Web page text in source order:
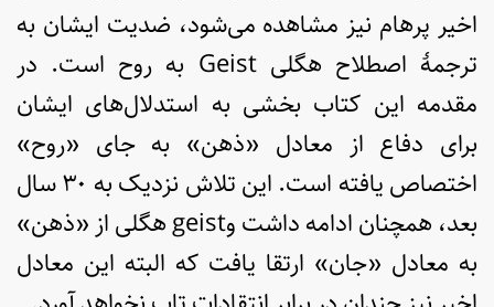
اخیر پرهام نیز مشاهده می‌شود، ضدیت ایشان به
ترجمۀ اصطلاح هگلی Geist به روح است. در
مقدمه این کتاب بخشی به استدلال‌های ایشان
برای دفاع از معادل «ذهن» به جای «روح»
اختصاص یافته است. این تلاش نزدیک به ۳۰ سال
بعد، همچنان ادامه داشت وgeist هگلی از «ذهن»
به معادل «جان» ارتقا یافت که البته این معادل